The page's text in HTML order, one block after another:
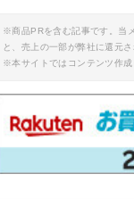
※商品PRを含む記事です。当
と、売上の一部が弊社に還元さ
※本サイトではコンテンツ作成